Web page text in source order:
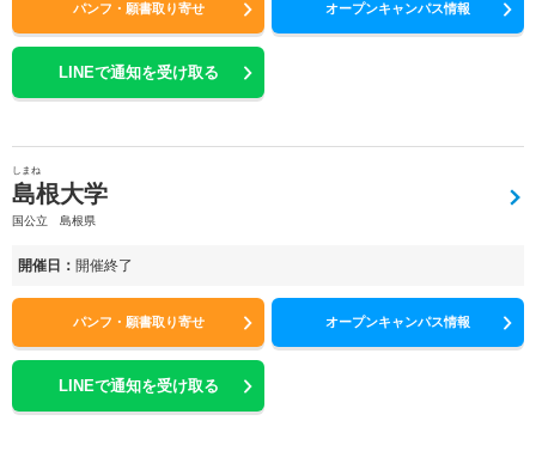
パンフ・願書取り寄せ オープンキャンパス情報
LINEで通知を受け取る
しまね
島根大学
国公立 島根県
開催日： 開催終了
パンフ・願書取り寄せ オープンキャンパス情報
LINEで通知を受け取る